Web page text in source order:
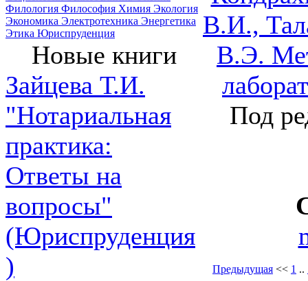
Филология Философия Химия Экология
Экономика Электротехника Энергетика
Этика Юриспруденция
Новые книги
Зайцева Т.И.
"Нотариальная
практика:
Ответы на
вопросы"
(Юриспруденция
)
В.И.,
В.Э.
Под
Предыдущая << 1 ..